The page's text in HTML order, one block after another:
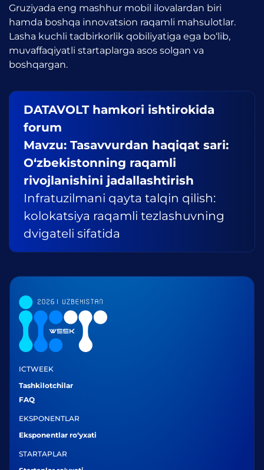
Gruziyada eng mashhur mobil ilovalardan biri
hamda boshqa innovatsion raqamli mahsulotlar.
Lasha kuchli tadbirkorlik qobiliyatiga ega bo‘lib,
muvaffaqiyatli startaplarga asos solgan va
boshqargan.
DATAVOLT hamkori ishtirokida
forum
Mavzu: Tasavvurdan haqiqat sari:
O‘zbekistonning raqamli
rivojlanishini jadallashtirish
Infratuzilmani qayta talqin qilish:
kolokatsiya raqamli tezlashuvning
dvigateli sifatida
ICTWEEK
Tashkilotchilar
FAQ
EKSPONENTLAR
Eksponentlar ro‘yxati
STARTAPLAR